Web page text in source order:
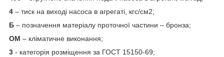
4 – тиск на виході насоса в агрегаті, кгс/см2;
Б – позначення матеріалу проточної частини – бронза;
ОМ – кліматичне виконання;
3 - категорія розміщення за ГОСТ 15150-69;